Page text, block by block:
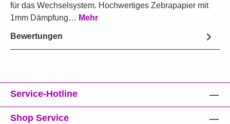
für das Wechselsystem. Hochwertiges Zebrapapier mit
1mm Dämpfung… Mehr
Bewertungen
Service-Hotline
Shop Service